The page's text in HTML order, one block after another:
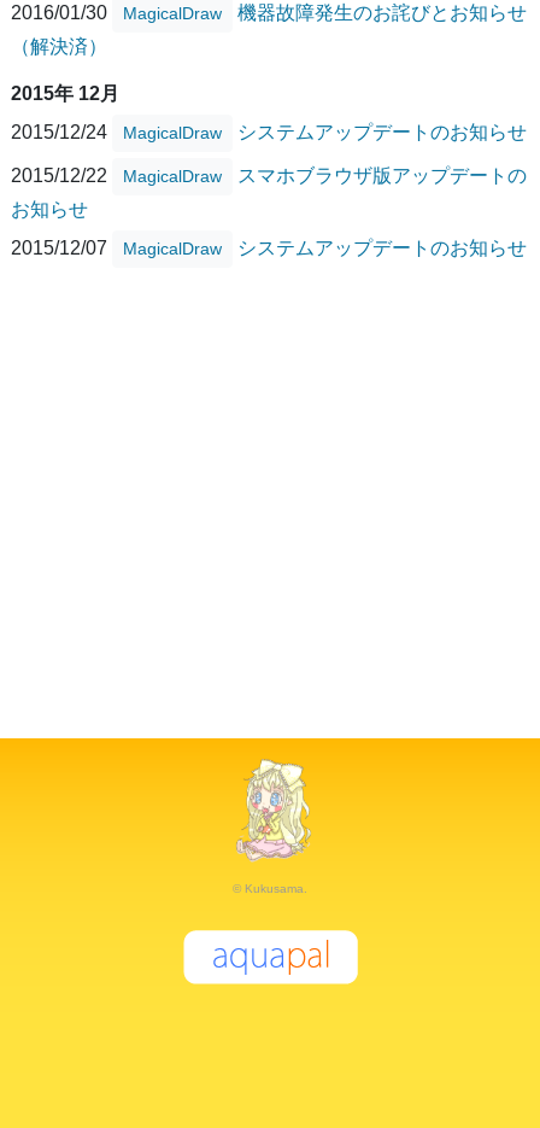
2016/01/30
MagicalDraw
機器故障発生のお詫びとお知らせ
（解決済）
2015年 12月
2015/12/24
MagicalDraw システムアップデートのお知らせ
2015/12/22 MagicalDraw
スマホブラウザ版アップデートの
お知らせ
2015/12/07
MagicalDraw システムアップデートのお知らせ
© Kukusama.